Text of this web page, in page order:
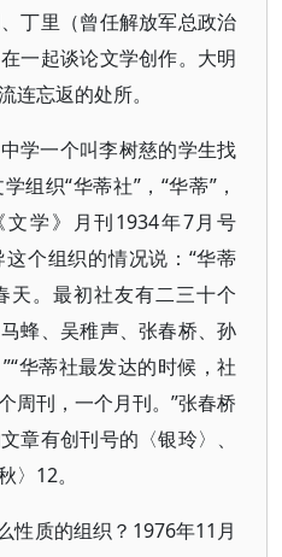
丁里（曾任解放军总政治
一起谈论文学创作。大明
连忘返的处所。
学一个叫李树慈的学生找
组织“华蒂社”，“华蒂”，
文学》月刊1934年7月号
这个组织的情况说：“华蒂
天。最初社友有二三十个
蜂、吴稚声、张春桥、孙
华蒂社最发达的时候，社
周刊，一个月刊。”张春桥
章有创刊号的〈银玲〉、
〉12。
性质的组织？1976年11月